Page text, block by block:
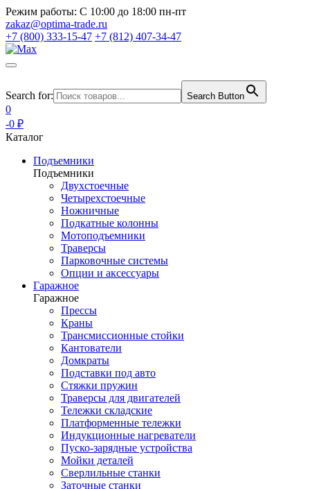
Режим работы: С 10:00 до 18:00 пн-пт
zakaz@optima-trade.ru
+7 (800) 333-15-47 +7 (812) 407-34-47
Search for: Search Button
0
-0 ₽
Каталог
Подъемники
Подъемники
Двухстоечные
Четырехстоечные
Ножничные
Подкатные колонны
Мотоподъемники
Траверсы
Парковочные системы
Опции и аксессуары
Гаражное
Гаражное
Прессы
Краны
Трансмиссионные стойки
Кантователи
Домкраты
Подставки под авто
Стяжки пружин
Траверсы для двигателей
Тележки складские
Платформенные тележки
Индукционные нагреватели
Пуско-зарядные устройства
Мойки деталей
Сверлильные станки
Заточные станки